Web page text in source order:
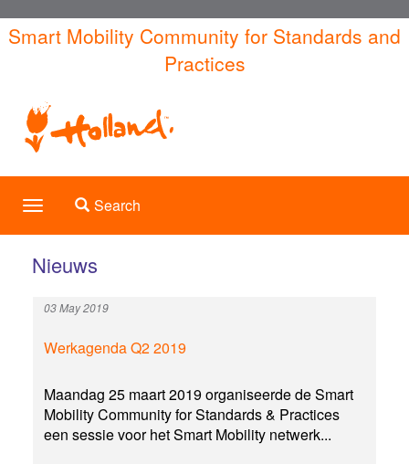
Skip
toSmart Mobility Community for Standards and
Practices
ToggleToggle search
Search
Nieuws
03 May 2019
Werkagenda Q2 2019
Maandag 25 maart 2019 organiseerde de Smart
Mobility Community for Standards & Practices
een sessie voor het Smart Mobility netwerk...